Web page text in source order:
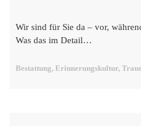
Wir sind für Sie da – vor,
Was das im Detail…
Bestattung, Erinnerungskultur,